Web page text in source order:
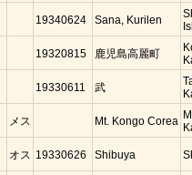
19340624 Sana, Kurilen
19320815 鹿児島高麗町
19330611 武
メス Mt. Kongo Corea
オス 19330626 Shibuya